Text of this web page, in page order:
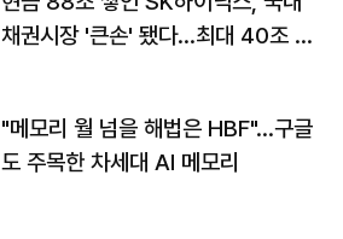
채권시장 '큰손' 됐다…최대 40조 투
"메모리 월 넘을 해법은 HBF"…구글
도 주목한 차세대 AI 메모리